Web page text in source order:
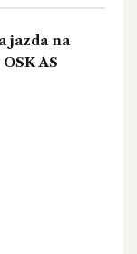
jazda na
AS